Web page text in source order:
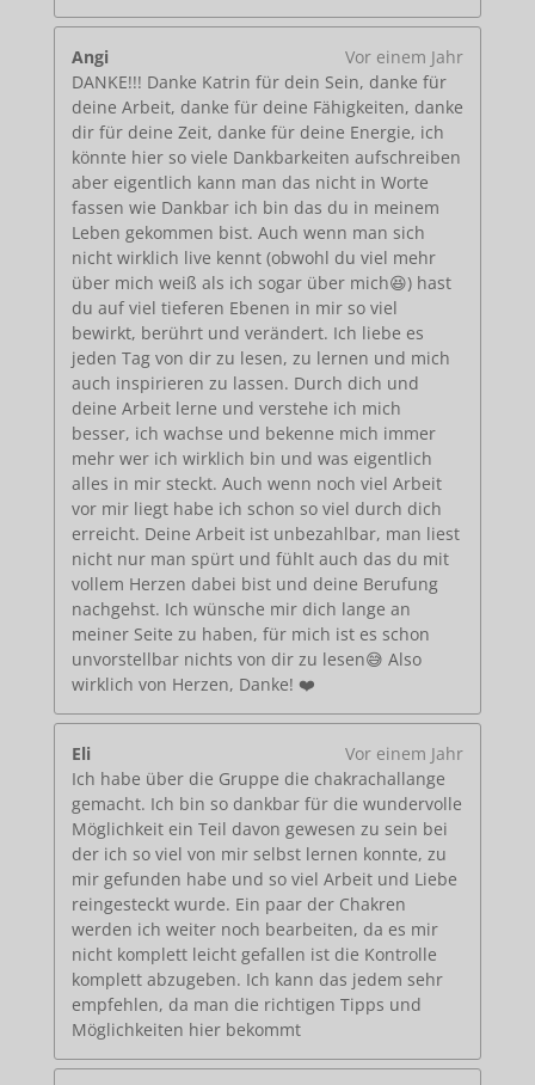
Angi
Vor einem Jahr
DANKE!!! Danke Katrin für dein Sein, danke für
deine Arbeit, danke für deine Fähigkeiten, danke
dir für deine Zeit, danke für deine Energie, ich
könnte hier so viele Dankbarkeiten aufschreiben
aber eigentlich kann man das nicht in Worte
fassen wie Dankbar ich bin das du in meinem
Leben gekommen bist. Auch wenn man sich
nicht wirklich live kennt (obwohl du viel mehr
über mich weiß als ich sogar über mich😆) hast
du auf viel tieferen Ebenen in mir so viel
bewirkt, berührt und verändert. Ich liebe es
jeden Tag von dir zu lesen, zu lernen und mich
auch inspirieren zu lassen. Durch dich und
deine Arbeit lerne und verstehe ich mich
besser, ich wachse und bekenne mich immer
mehr wer ich wirklich bin und was eigentlich
alles in mir steckt. Auch wenn noch viel Arbeit
vor mir liegt habe ich schon so viel durch dich
erreicht. Deine Arbeit ist unbezahlbar, man liest
nicht nur man spürt und fühlt auch das du mit
vollem Herzen dabei bist und deine Berufung
nachgehst. Ich wünsche mir dich lange an
meiner Seite zu haben, für mich ist es schon
unvorstellbar nichts von dir zu lesen😅 Also
wirklich von Herzen, Danke! ❤️
Eli
Vor einem Jahr
Ich habe über die Gruppe die chakrachallange
gemacht. Ich bin so dankbar für die wundervolle
Möglichkeit ein Teil davon gewesen zu sein bei
der ich so viel von mir selbst lernen konnte, zu
mir gefunden habe und so viel Arbeit und Liebe
reingesteckt wurde. Ein paar der Chakren
werden ich weiter noch bearbeiten, da es mir
nicht komplett leicht gefallen ist die Kontrolle
komplett abzugeben. Ich kann das jedem sehr
empfehlen, da man die richtigen Tipps und
Möglichkeiten hier bekommt